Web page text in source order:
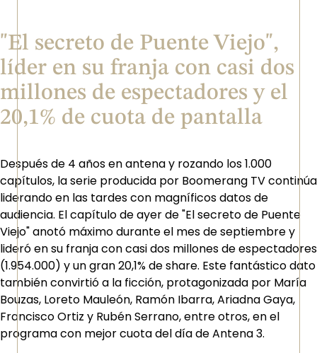
"El secreto de Puente Viejo",
líder en su franja con casi dos
millones de espectadores y el
20,1% de cuota de pantalla
Después de 4 años en antena y rozando los 1.000
capítulos, la serie producida por Boomerang TV continúa
liderando en las tardes con magníficos datos de
audiencia. El capítulo de ayer de "El secreto de Puente
Viejo" anotó máximo durante el mes de septiembre y
lideró en su franja con casi dos millones de espectadores
(1.954.000) y un gran 20,1% de share. Este fantástico dato
también convirtió a la ficción, protagonizada por María
Bouzas, Loreto Mauleón, Ramón Ibarra, Ariadna Gaya,
Francisco Ortiz y Rubén Serrano, entre otros, en el
programa con mejor cuota del día de Antena 3.